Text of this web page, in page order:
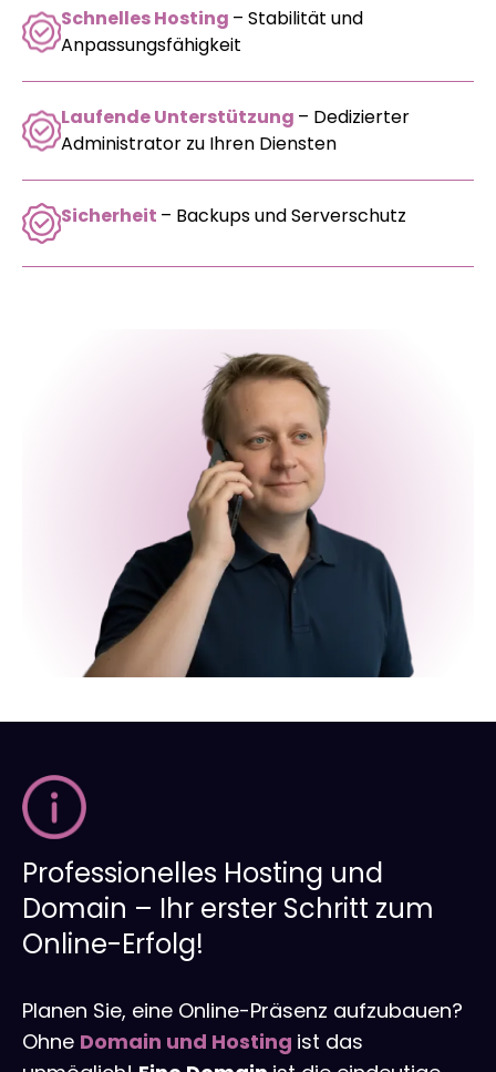
Schnelles Hosting – Stabilität und
Anpassungsfähigkeit
Laufende Unterstützung – Dedizierter
Administrator zu Ihren Diensten
Sicherheit – Backups und Serverschutz
Professionelles Hosting und
Domain – Ihr erster Schritt zum
Online-Erfolg!
Planen Sie, eine Online-Präsenz aufzubauen?
Ohne Domain und Hosting ist das